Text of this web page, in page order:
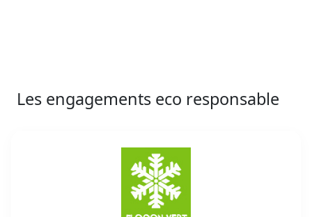
Les engagements eco responsable